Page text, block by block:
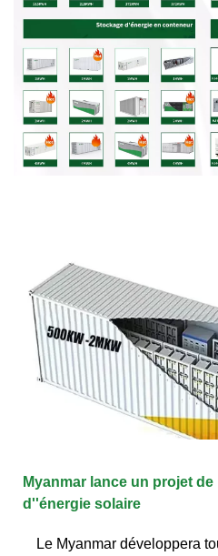
Myanmar lance un projet
d''énergie solaire
Le Myanmar développera